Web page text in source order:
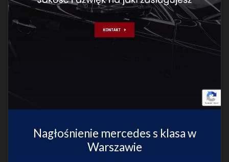
Nagłośnienie mercedes s klasa w
Warszawie